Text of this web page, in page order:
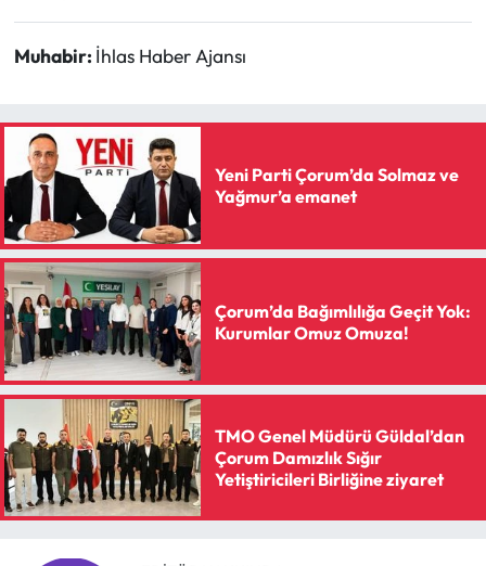
Muhabir: İhlas Haber Ajansı
Yeni Parti Çorum’da Solmaz ve
Yağmur’a emanet
Çorum’da Bağımlılığa Geçit Yok:
Kurumlar Omuz Omuza!
TMO Genel Müdürü Güldal’dan
Çorum Damızlık Sığır
Yetiştiricileri Birliğine ziyaret